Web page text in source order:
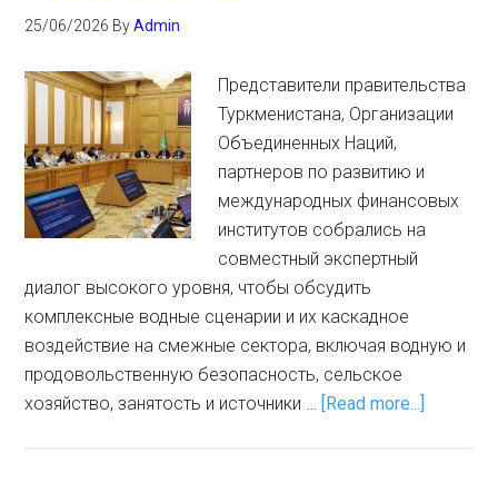
25/06/2026 ByAdmin
Представители правительства
Туркменистана, Организации
Объединенных Наций,
партнеров по развитию и
международных финансовых
институтов собрались на
совместный экспертный
диалог высокого уровня, чтобы обсудить
комплексные водные сценарии и их каскадное
воздействие на смежные сектора, включая водную и
продовольственную безопасность, сельское
хозяйство, занятость и источники … [Read more...]